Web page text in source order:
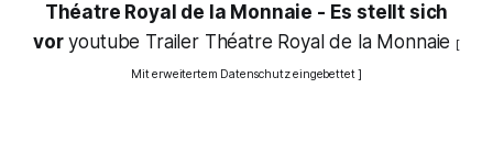
Théatre Royal de la Monnaie - Es stellt sich
voryoutube Trailer Théatre Royal de la Monnaie [
Mit erweitertem Datenschutz eingebettet ]